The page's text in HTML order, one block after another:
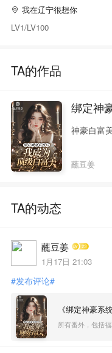
我在辽宁很想你
LV1/LV100
TA的作品
绑定神
神豪白富
蘸豆姜
TA的动态
蘸豆姜
1月17日 21:03
#发布评论#
《绑定神豪系
所有番外，包括